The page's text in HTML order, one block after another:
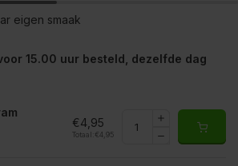
eigen smaak
15.00 uur besteld, dezelfde dag
€4,95
Totaal: €4,95